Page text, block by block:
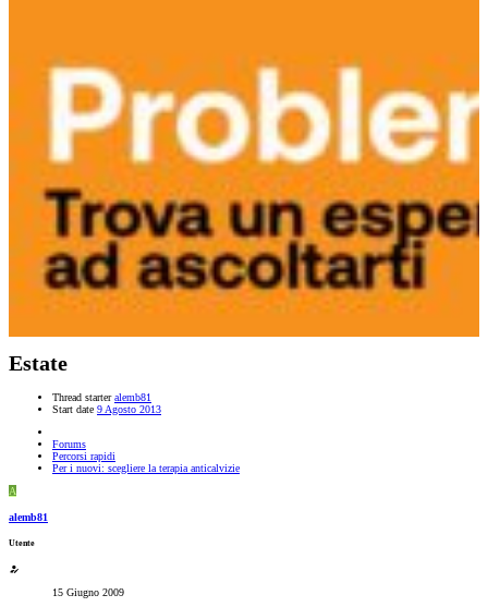
Estate
Thread starter alemb81
Start date 9 Agosto 2013
Forums
Percorsi rapidi
Per i nuovi: scegliere la terapia anticalvizie
A
alemb81
Utente
15 Giugno 2009